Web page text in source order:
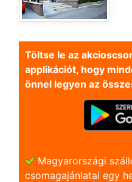
Töltse le az
applikációt, hogy
önnel legyen az
Magyarországi
csomagajánlatai egy